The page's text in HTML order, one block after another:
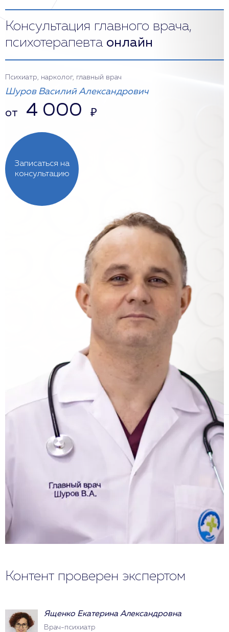
Консультация главного врача,
психотерапевта онлайн
Записаться на
консультацию
Психиатр, нарколог, главный врач
Шуров Василий Александрович
от 4 000 ₽
Контент проверен экспертом
Ященко Екатерина Александровна
Врач-психиатр